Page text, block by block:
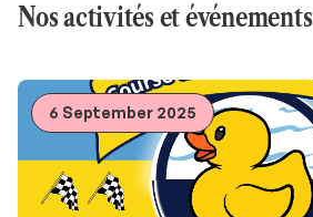
Nos activités et événements
6 September 2025